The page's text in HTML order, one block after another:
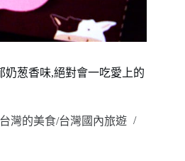
奶葱香味,絕對會一吃愛上的
台灣的美食/台灣國內旅遊